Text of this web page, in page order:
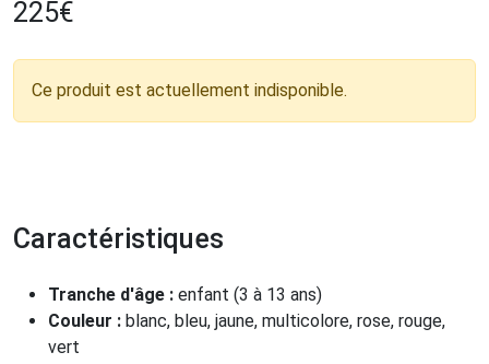
225€
Ce produit est actuellement indisponible.
Caractéristiques
Tranche d'âge : enfant (3 à 13 ans)
Couleur : blanc, bleu, jaune, multicolore, rose, rouge,
vert